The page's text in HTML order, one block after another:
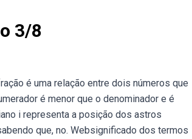
3/8
é uma relação entre dois números que
é menor que o denominador e é
i representa a posição dos astros
que, no. Websignificado dos termos